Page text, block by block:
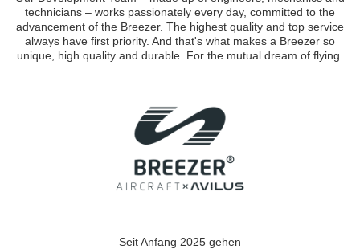
technicians – works passionately every day, committed to the
advancement of the Breezer. The highest quality and top service
always have first priority. And that's what makes a Breezer so
unique, high quality and durable. For the mutual dream of flying.
Seit Anfang 2025 gehen